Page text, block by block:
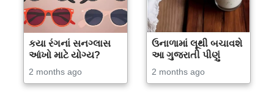
કયા રંગનાં સનગ્લાસ
આંખો માટે યોગ્ય?
2 months ago
ઉનાળામાં લૂથી બચાવશે
આ ગુજરાતી પીણું
2 months ago